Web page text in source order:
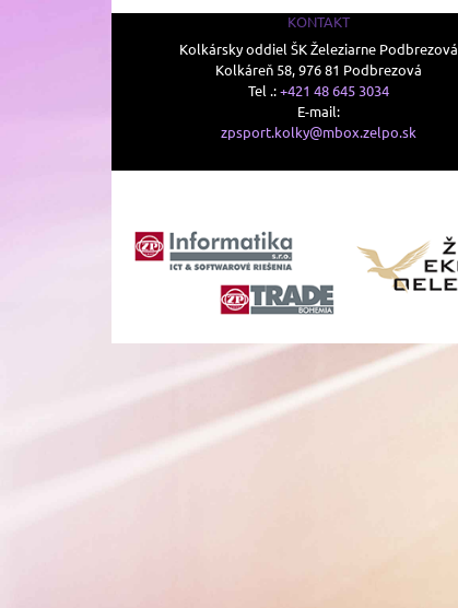
KONTAKT
Kolkársky oddiel ŠK Železiarne Podbrezová
Kolkáreň 58, 976 81 Podbrezová
Tel .:+421 48 645 3034
E-mail:
zpsport.kolky@mbox.zelpo.sk